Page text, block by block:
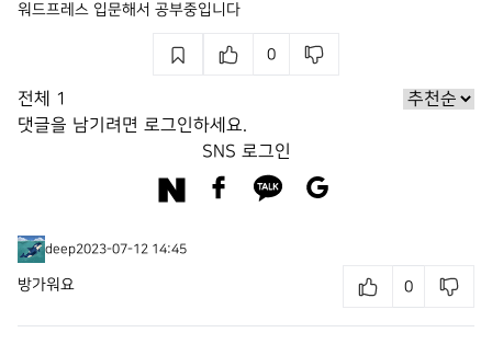
워드프레스 입문해서 공부중입니다
0
전체 1
댓글을 남기려면 로그인하세요.
SNS 로그인
deep2023-07-12 14:45
0
방가워요